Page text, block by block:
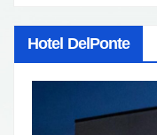
Hotel DelPonte